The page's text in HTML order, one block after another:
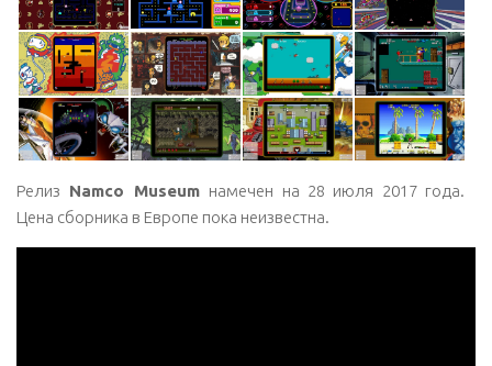
Релиз Namco Museum намечен на 28 июля 2017 года.
Цена сборника в Европе пока неизвестна.